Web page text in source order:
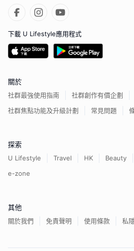
下載 U Lifestyle應用程式
關於
社群最強使用指南
社群創作有價企劃
社群焦點功能及升級計劃
常見問題
探索
U Lifestyle Travel HK Beauty
e-zone
其他
關於我們 免責聲明 使用條款 私